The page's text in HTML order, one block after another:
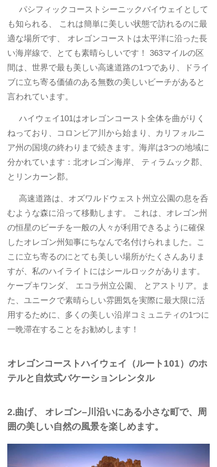
パシフィックコーストシーニックバイウェイとして
も知られる、 これは簡単に美しい状態で訪れるのに最
適な場所です、 オレゴンコーストは太平洋に沿った長
い海岸線で、とても素晴らしいです！ 363マイルの区
間は、世界で最も美しい高速道路の1つであり、ドライ
ブに立ち寄る価値のある無数の美しいビーチがあると
言われています。
ハイウェイ101はオレゴンコースト全体を曲がりく
ねっており、コロンビア川から始まり、カリフォルニ
ア州の国境の終わりまで続きます。海岸は3つの地域に
分かれています：北オレゴン海岸、 ティラムック郡、
とリンカーン郡。
高速道路は、オズワルドウェスト州立公園の息を呑
むような森に沿って移動します。 これは、オレゴン州
の恒星のビーチを一般の人々が利用できるように確保
したオレゴン州知事にちなんで名付けられました。こ
こに立ち寄るのにとても美しい場所がたくさんありま
すが、私のハイライトにはシールロックがあります。
ケープキワンダ、 エコラ州立公園、 とアストリア。ま
た、ユニークで素晴らしい雰囲気を実際に最大限に活
用するために、多くの美しい沿岸コミュニティの1つに
一晩滞在することをお勧めします！
オレゴンコーストハイウェイ（ルート101）のホ
テルと自炊式バケーションレンタル
2.曲げ、 オレゴン–川沿いにある小さな町で、周
囲の美しい自然の風景を楽しめます。